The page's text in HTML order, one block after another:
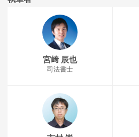
宮﨑 辰也
司法書士